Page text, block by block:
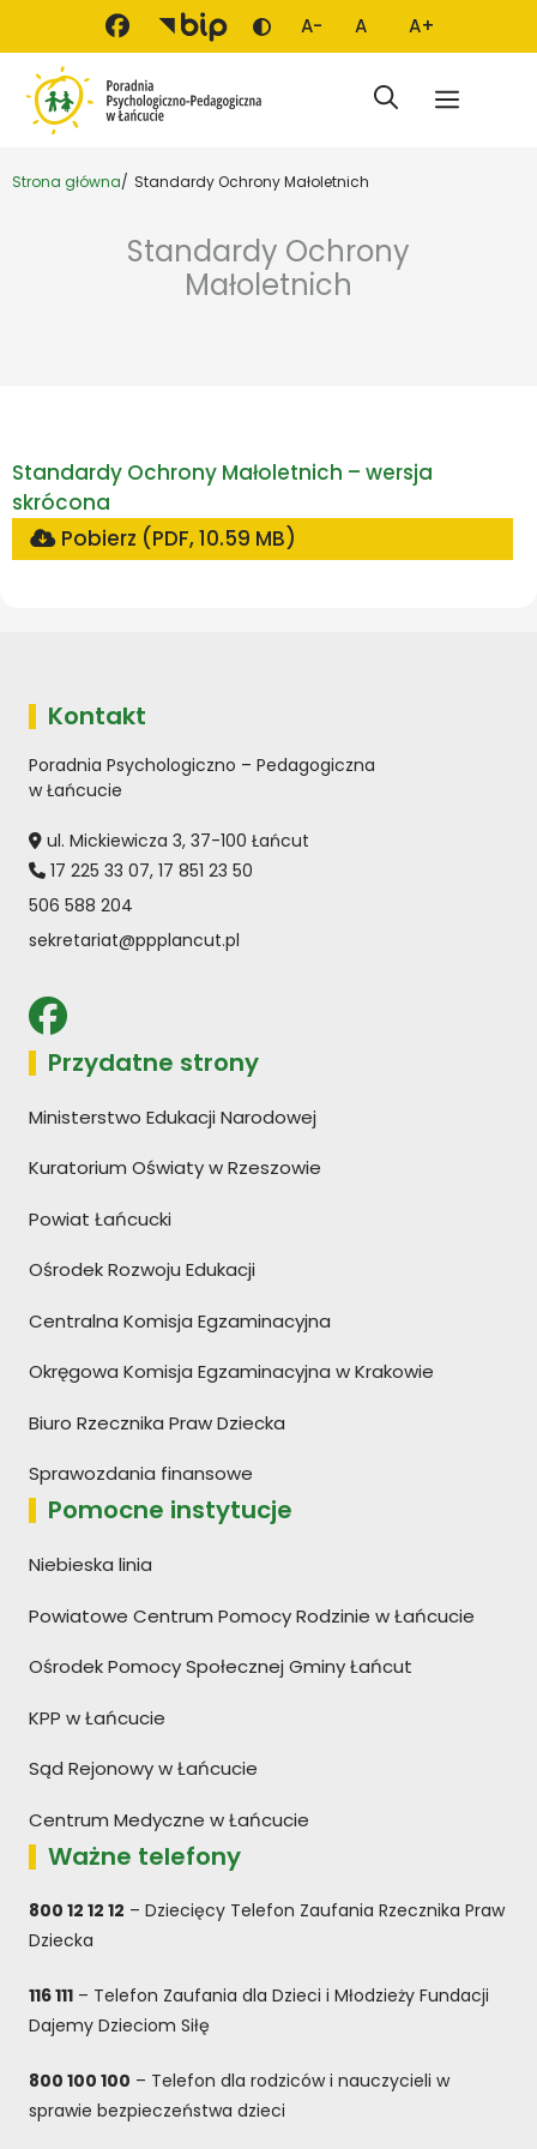
Przejdź do treści
Zmień kontrast
A-
Mniejsza czcionka
A
Domyślna czcionka
A+
Większa
Menu
Strona główna Standardy Ochrony Małoletnich
Standardy Ochrony
Małoletnich
Standardy Ochrony Małoletnich – wersja
skrócona
Pobierz (PDF, 10.59 MB)
Kontakt
Poradnia Psychologiczno – Pedagogiczna
w Łańcucie
ul. Mickiewicza 3, 37-100 Łańcut
17 225 33 07, 17 851 23 50
506 588 204
sekretariat@ppplancut.pl
Przydatne strony
Ministerstwo Edukacji Narodowej
Kuratorium Oświaty w Rzeszowie
Powiat Łańcucki
Ośrodek Rozwoju Edukacji
Centralna Komisja Egzaminacyjna
Okręgowa Komisja Egzaminacyjna w Krakowie
Biuro Rzecznika Praw Dziecka
Sprawozdania finansowe
Pomocne instytucje
Niebieska linia
Powiatowe Centrum Pomocy Rodzinie w Łańcucie
Ośrodek Pomocy Społecznej Gminy Łańcut
KPP w Łańcucie
Sąd Rejonowy w Łańcucie
Centrum Medyczne w Łańcucie
Ważne telefony
800 12 12 12 – Dziecięcy Telefon Zaufania Rzecznika Praw
Dziecka
116 111 – Telefon Zaufania dla Dzieci i Młodzieży Fundacji
Dajemy Dzieciom Siłę
800 100 100 – Telefon dla rodziców i nauczycieli w
sprawie bezpieczeństwa dzieci